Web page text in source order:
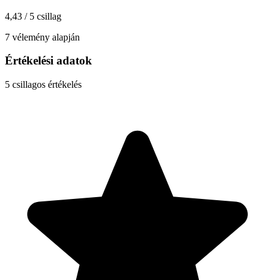
4,43 / 5 csillag
7 vélemény alapján
Értékelési adatok
5 csillagos értékelés